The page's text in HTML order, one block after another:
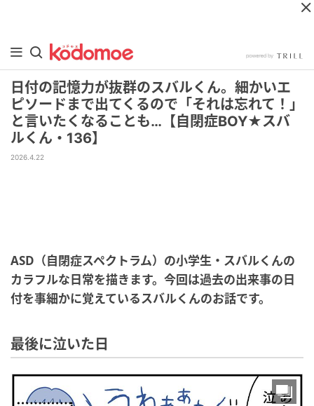
日付の記憶力が抜群のスバルくん。細かいエ
ピソードまで出てくるので「それは忘れて！」
と言いたくなることも…【自閉症BOY★スバ
ルくん・136】
2026.4.22
ASD（自閉症スペクトラム）の小学生・スバルくんの
カラフルな日常を描きます。今回は過去の出来事の日
付を事細かに覚えているスバルくんのお話です。
最後に泣いた日